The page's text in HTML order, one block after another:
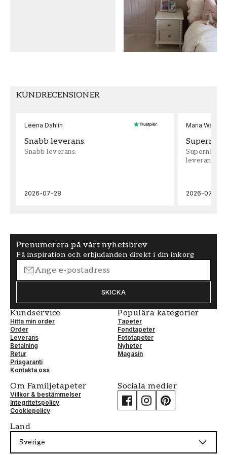
KUNDRECENSIONER
Leena Dahlin
Snabb leverans.
Snabb leverans.
2026-07-28
Maria
leveran,
2026-07-22
Prenumerera på vårt nyhetsbrev
Få inspiration och erbjudanden direkt i din inkorg
SKICKA
Kundservice
Hitta min order
Order
Leverans
Betalning
Retur
Prisgaranti
Kontakta oss
Populära kategorier
Tapeter
Fondtapeter
Fototapeter
Nyheter
Magasin
Om Familjetapeter
Villkor & bestämmelser
Integritetspolicy
Cookiepolicy
Sociala medier
Land
Sverige